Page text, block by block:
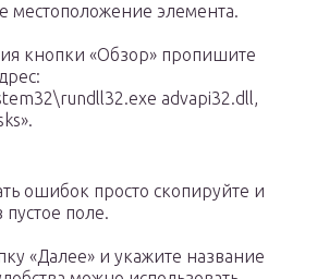
местоположение элемента.
кнопки «Обзор» пропишите
advapi32.dll,
ошибок просто скопируйте и
пустое поле.
«Далее» и укажите название